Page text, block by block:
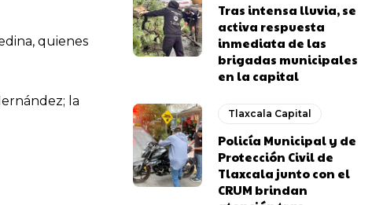
quienes
la
Tras intensa lluvia, se
activa respuesta
inmediata de las
brigadas municipales
en la capital
Tlaxcala Capital
Policía Municipal y de
Protección Civil de
Tlaxcala junto con el
CRUM brindan